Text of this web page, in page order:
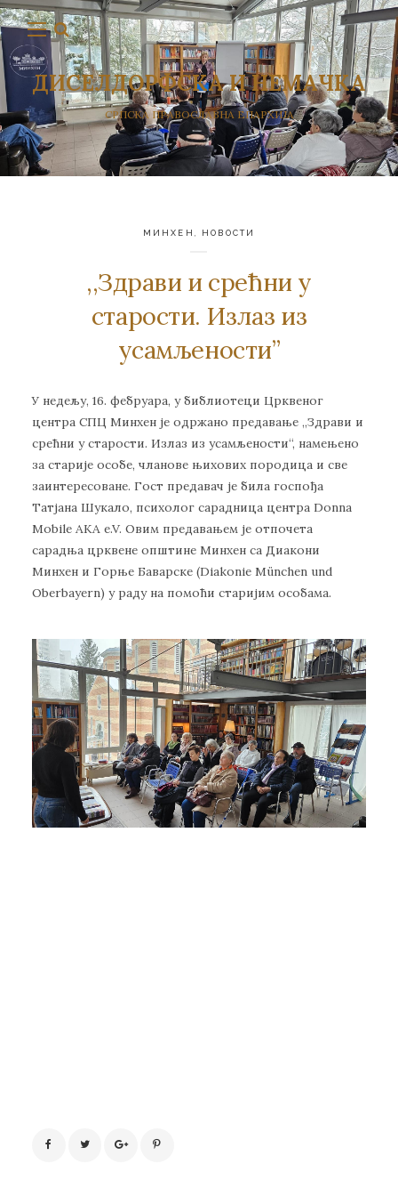
ДИСЕЛДОРФСКА И НЕМАЧКА
СРПСКА ПРАВОСЛАВНА ЕПАРХИЈА
МИНХЕН НОВОСТИ
,,Здрави и срећни у
старости. Излаз из
усамљености”
У недељу, 16. фебруара, у библиотеци Црквеног
центра СПЦ Минхен је одржано предавање „Здрави и
срећни у старости. Излаз из усамљености“, намењено
за старије особе, чланове њихових породица и све
заинтересоване. Гост предавач је била госпођа
Татјана Шукало, психолог сарадница центра Donna
Mobile AKA e.V. Овим предавањем је отпочета
сарадња црквене општине Минхен са Диакони
Минхен и Горње Баварске (Diakonie München und
Oberbayern) у раду на помоћи старијим особама.